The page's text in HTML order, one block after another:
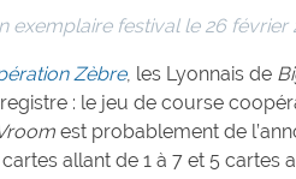
exemplaire festival le 26 février
Zèbre, les Lyonnais de
: le jeu de course
est probablement de
allant de 1 à 7 et 5